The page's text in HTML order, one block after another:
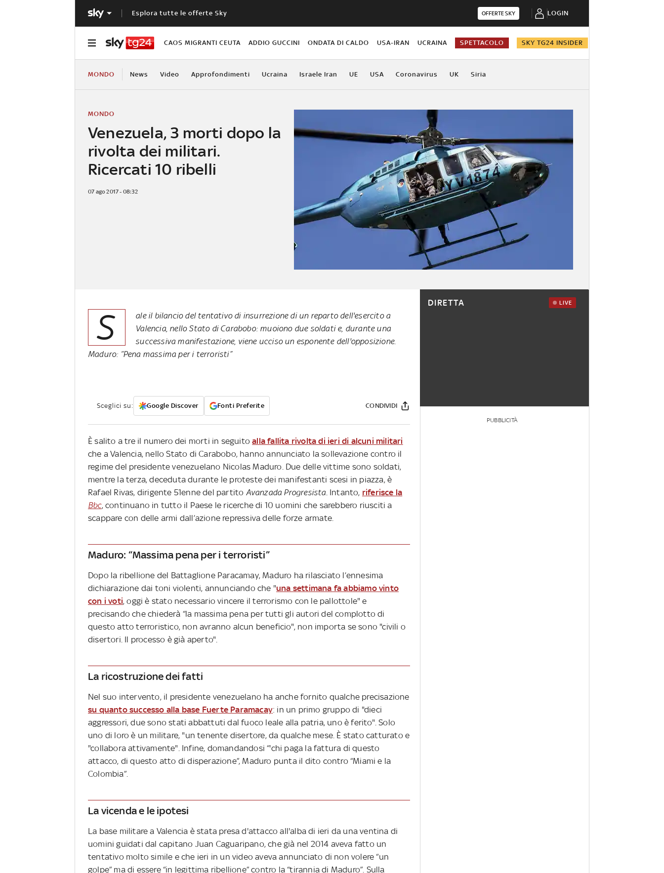
Esplora tutte le offerte Sky OFFERTE SKY LOGIN
CAOS MIGRANTI CEUTA ADDIO GUCCINI ONDATA DI CALDO USA-IRAN UCRAINA SPETTACOLO SKY TG24 INSIDER
MONDO News Video Approfondimenti Ucraina Israele Iran UE USA Coronavirus UK Siria
Venezuela, 3 morti dopo la
rivolta dei militari.
Ricercati 10 ribelli
MONDO
07 ago 2017 - 08:32
S
ale il bilancio del tentativo di insurrezione di un reparto dell'esercito a
Valencia, nello Stato di Carabobo: muoiono due soldati e, durante una
successiva manifestazione, viene ucciso un esponente dell'opposizione.
Maduro: “Pena massima per i terroristi”
Sceglici su: Google Discover Fonti Preferite CONDIVIDI
È salito a tre il numero dei morti in seguitoalla fallita rivolta di ieri di alcuni militari
che a Valencia, nello Stato di Carabobo, hanno annunciato la sollevazione contro il
regime del presidente venezuelano Nicolas Maduro. Due delle vittime sono soldati,
mentre la terza, deceduta durante le proteste dei manifestanti scesi in piazza, è
Rafael Rivas, dirigente 51enne del partito Avanzada Progresista. Intanto, riferisce la
Bbc, continuano in tutto il Paese le ricerche di 10 uomini che sarebbero riusciti a
scappare con delle armi dall’azione repressiva delle forze armate.
Maduro: “Massima pena per i terroristi”
Dopo la ribellione del Battaglione Paracamay, Maduro ha rilasciato l’ennesima
dichiarazione dai toni violenti, annunciando che "una settimana fa abbiamo vinto
con i voti, oggi è stato necessario vincere il terrorismo con le pallottole" e
precisando che chiederà “la massima pena per tutti gli autori del complotto di
questo atto terroristico, non avranno alcun beneficio", non importa se sono "civili o
disertori. Il processo è già aperto".
La ricostruzione dei fatti
Nel suo intervento, il presidente venezuelano ha anche fornito qualche precisazione
su quanto successo alla base Fuerte Paramacay: in un primo gruppo di "dieci
aggressori, due sono stati abbattuti dal fuoco leale alla patria, uno è ferito". Solo
uno di loro è un militare, "un tenente disertore, da qualche mese. È stato catturato e
"collabora attivamente". Infine, domandandosi “'chi paga la fattura di questo
attacco, di questo atto di disperazione”, Maduro punta il dito contro “Miami e la
Colombia”.
La vicenda e le ipotesi
La base militare a Valencia è stata presa d'attacco all'alba di ieri da una ventina di
uomini guidati dal capitano Juan Caguaripano, che già nel 2014 aveva fatto un
tentativo molto simile e che ieri in un video aveva annunciato di non volere “un
golpe” ma di essere “in legittima ribellione” contro la “tirannia di Maduro”. Sulla
DIRETTA LIVE
PUBBLICITÀ